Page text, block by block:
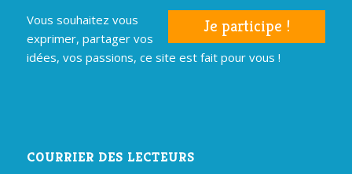
Je participe !
Vous souhaitez vous
exprimer, partager vos
idées, vos passions, ce site est fait pour vous !
COURRIER DES LECTEURS